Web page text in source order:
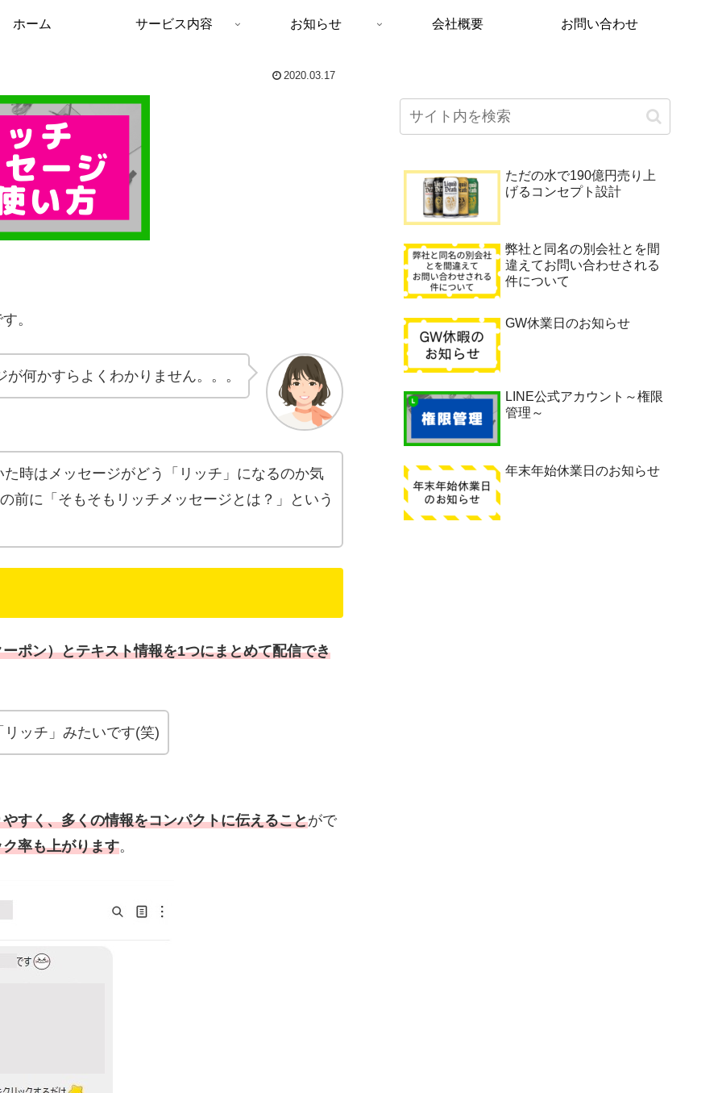
ホーム サービス内容 お知らせ 会社概要 お問い合わせ
2020.03.17
。
何かすらよくわかりません。。。
時はメッセージがどう「リッチ」になるのか気
前に「そもそもリッチメッセージとは？」という
ポン）とテキスト情報を1つにまとめて配信でき
ッチ」みたいです(笑)
すく、多くの情報をコンパクトに伝えることがで
率も上がります。
ただの水で190億円売り上
げるコンセプト設計
弊社と同名の別会社とを間
違えてお問い合わせされる
件について
GW休業日のお知らせ
LINE公式アカウント～権限
管理～
年末年始休業日のお知らせ